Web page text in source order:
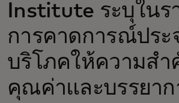
Institute ระบุในร
การคาดการณ์ประ
บริโภคให้ความส
คุณค่าและบรรยาก